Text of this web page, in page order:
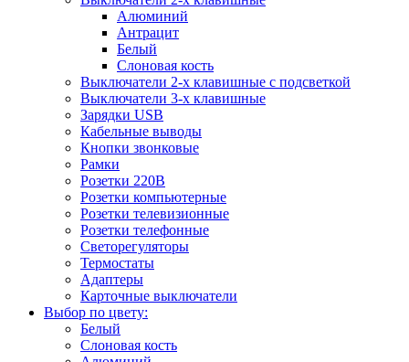
Алюминий
Антрацит
Белый
Слоновая кость
Выключатели 2-х клавишные с подсветкой
Выключатели 3-х клавишные
Зарядки USB
Кабельные выводы
Кнопки звонковые
Рамки
Розетки 220В
Розетки компьютерные
Розетки телевизионные
Розетки телефонные
Светорегуляторы
Термостаты
Адаптеры
Карточные выключатели
Выбор по цвету:
Белый
Слоновая кость